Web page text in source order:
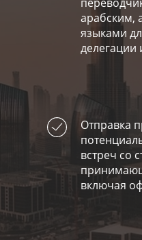
арабским,
языками
делегации
Отправка
встреч со
включая